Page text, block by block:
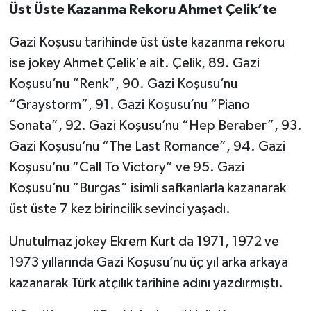
Üst Üste Kazanma Rekoru Ahmet Çelik’te
Gazi Koşusu tarihinde üst üste kazanma rekoru
ise jokey Ahmet Çelik’e ait. Çelik, 89. Gazi
Koşusu’nu “Renk”, 90. Gazi Koşusu’nu
“Graystorm”, 91. Gazi Koşusu’nu “Piano
Sonata”, 92. Gazi Koşusu’nu “Hep Beraber”, 93.
Gazi Koşusu’nu “The Last Romance”, 94. Gazi
Koşusu’nu “Call To Victory” ve 95. Gazi
Koşusu’nu “Burgas” isimli safkanlarla kazanarak
üst üste 7 kez birincilik sevinci yaşadı.
Unutulmaz jokey Ekrem Kurt da 1971, 1972 ve
1973 yıllarında Gazi Koşusu’nu üç yıl arka arkaya
kazanarak Türk atçılık tarihine adını yazdırmıştı.